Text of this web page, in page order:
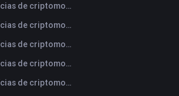
Resumo das notícias de criptomoedas da FameEX hoje | 6 de agosto de 2026
Resumo das notícias de criptomoedas da FameEX hoje | 5 de agosto de 2026
Resumo das notícias de criptomoedas da FameEX hoje | 4 de agosto de 2026
Resumo das notícias de criptomoedas da FameEX hoje | 3 de agosto de 2026
Resumo das notícias de criptomoedas da FameEX hoje | 31 de julho de 2026